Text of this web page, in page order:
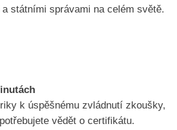
státními správami na celém světě.
k úspěšnému zvládnutí zkoušky,
vědět o certifikátu.